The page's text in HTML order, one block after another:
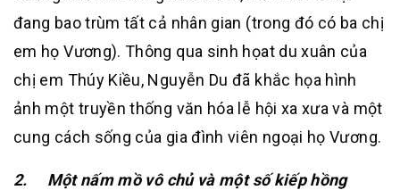
đang bao trùm tất cả nhân gian (trong đó có ba chị
em họ Vương). Thông qua sinh họat du xuân của
chị em Thúy Kiều, Nguyễn Du đã khắc họa hình
ảnh một truyền thống văn hóa lễ hội xa xưa và một
cung cách sống của gia đình viên ngoại họ Vương.
2. Một nấm mồ vô chủ và một số kiếp hồng